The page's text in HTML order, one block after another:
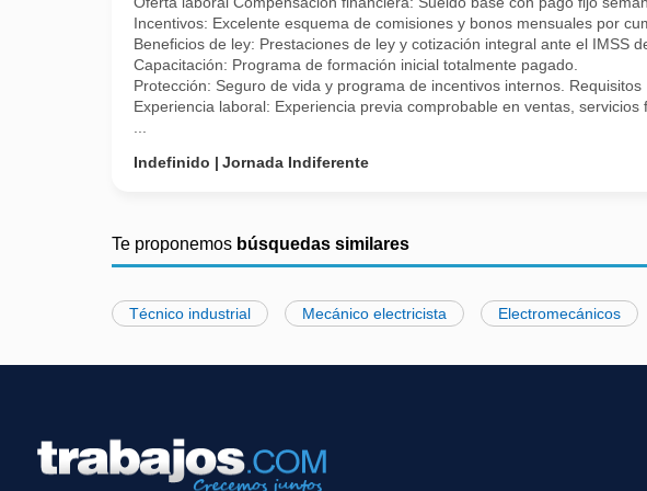
Incentivos: Excelente esquema de comisiones y bonos mensuales por
Beneficios de ley: Prestaciones de ley y cotización integral ante el IMSS
Capacitación: Programa de formación inicial totalmente pagado.
Protección: Seguro de vida y programa de incentivos internos. Requisitos
Experiencia laboral: Experiencia previa comprobable en ventas, servicios
Indefinido
Jornada Indiferente
Te proponemos búsquedas similares
Técnico industrial Mecánico electricista Electromecánicos